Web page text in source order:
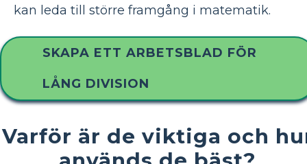
kan leda till större framgång i matematik.
SKAPA ETT ARBETSBLAD FÖR
LÅNG DIVISION
Varför är de viktiga och